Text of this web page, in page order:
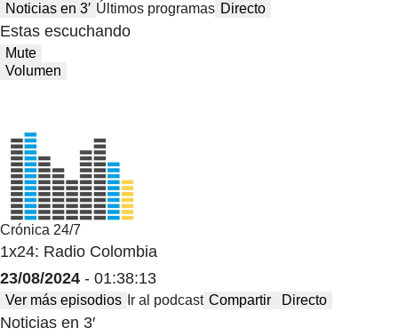
Noticias en 3′ Últimos programas Directo
Estas escuchando
Mute
Volumen
Crónica 24/7
1x24: Radio Colombia
23/08/2024 - 01:38:13
Ver más episodios Ir al podcast Compartir Directo
Noticias en 3′